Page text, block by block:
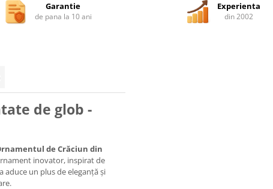
Garantie
de pana la 10 ani
Experienta
din 2002
de glob -
de Crăciun din
inovator, inspirat de
aduce un plus de eleganță și